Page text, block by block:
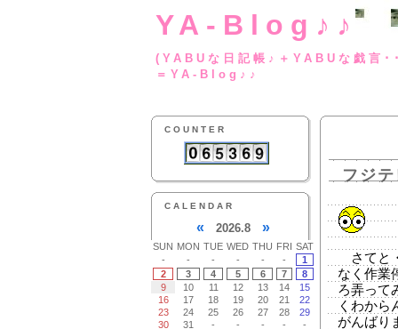
YA-Blog♪♪
(YABUな日記帳♪
＝YA-Blog♪♪
COUNTER
CALENDAR
« 2026.8 »
SUN MON TUE WED THU FRI SAT
-
- - - - -
1
2
3 4 5 6 7
8
9
10 11 12 13 14
15
16
17 18 19 20 21
22
23
24 25 26 27 28
29
30
31 - - - - -
フジ
さてと
なく作業
ろ弄って
くわか
がんばり